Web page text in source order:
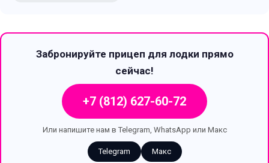
Забронируйте прицеп для лодки прямо
сейчас!
+7 (812) 627-60-72
Или напишите нам в Telegram, WhatsApp или Макс
Telegram Макс